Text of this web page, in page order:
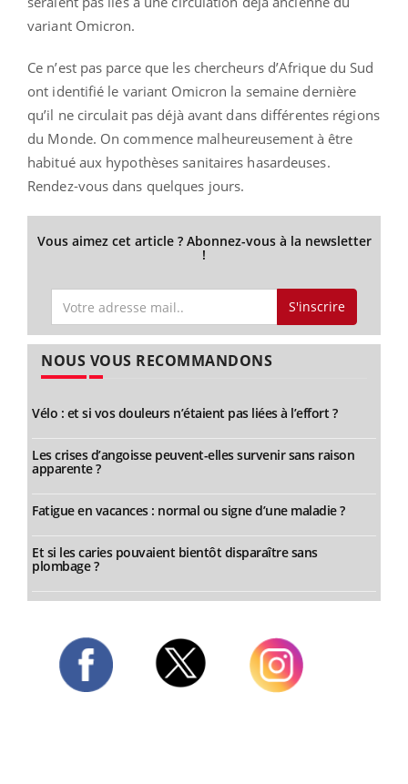
variant Omicron.
Ce n’est pas parce que les chercheurs d’Afrique du Sud
ont identifié le variant Omicron la semaine dernière
qu’il ne circulait pas déjà avant dans différentes régions
du Monde. On commence malheureusement à être
habitué aux hypothèses sanitaires hasardeuses.
Rendez-vous dans quelques jours.
Vous aimez cet article ? Abonnez-vous à la newsletter
!
S'inscrire
NOUS VOUS RECOMMANDONS
Vélo : et si vos douleurs n’étaient pas liées à l’effort ?
Les crises d’angoisse peuvent-elles survenir sans raison
apparente ?
Fatigue en vacances : normal ou signe d’une maladie ?
Et si les caries pouvaient bientôt disparaître sans
plombage ?